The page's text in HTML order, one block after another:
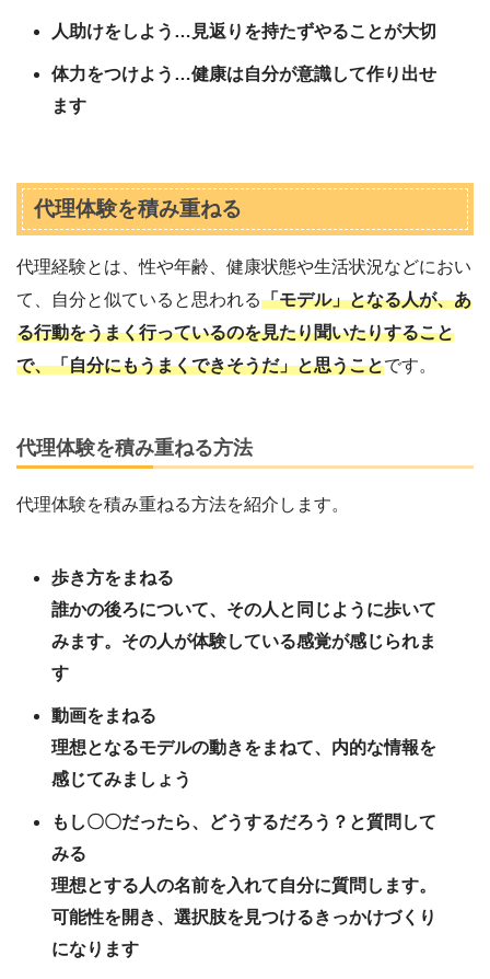
人助けをしよう…見返りを持たずやることが大切
体力をつけよう…健康は自分が意識して作り出せ
ます
代理体験を積み重ねる
代理経験とは、性や年齢、健康状態や生活状況などにおい
て、自分と似ていると思われる「モデル」となる人が、あ
る行動をうまく行っているのを見たり聞いたりすること
で、「自分にもうまくできそうだ」と思うことです。
代理体験を積み重ねる方法
代理体験を積み重ねる方法を紹介します。
歩き方をまねる
誰かの後ろについて、その人と同じように歩いて
みます。その人が体験している感覚が感じられま
す
動画をまねる
理想となるモデルの動きをまねて、内的な情報を
感じてみましょう
もし〇〇だったら、どうするだろう？と質問して
みる
理想とする人の名前を入れて自分に質問します。
可能性を開き、選択肢を見つけるきっかけづくり
になります